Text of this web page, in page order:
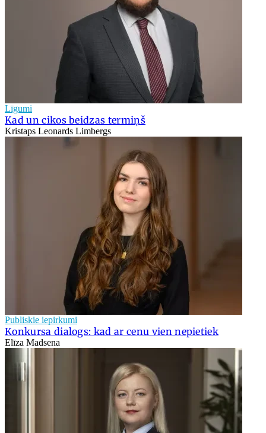
Līgumi
Kad un cikos beidzas termiņš
Kristaps Leonards Limbergs
Publiskie iepirkumi
Konkursa dialogs: kad ar cenu vien nepietiek
Elīza Madsena